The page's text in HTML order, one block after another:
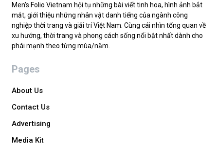
Men’s Folio Vietnam hội tụ những bài viết tinh hoa, hình ảnh bắt
mắt, giới thiệu những nhân vật danh tiếng của ngành công
nghiệp thời trang và giải trí Việt Nam. Cùng cái nhìn tổng quan về
xu hướng, thời trang và phong cách sống nổi bật nhất dành cho
phái mạnh theo từng mùa/năm.
Pages
About Us
Contact Us
Advertising
Media Kit